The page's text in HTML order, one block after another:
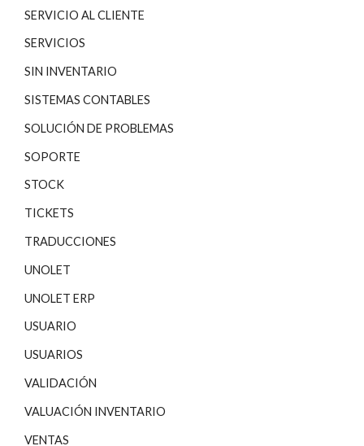
SERVICIO AL CLIENTE
SERVICIOS
SIN INVENTARIO
SISTEMAS CONTABLES
SOLUCIÓN DE PROBLEMAS
SOPORTE
STOCK
TICKETS
TRADUCCIONES
UNOLET
UNOLET ERP
USUARIO
USUARIOS
VALIDACIÓN
VALUACIÓN INVENTARIO
VENTAS